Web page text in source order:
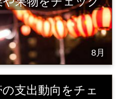
8月
支出動向をチェ